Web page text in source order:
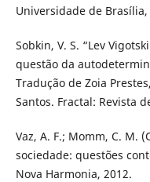
Universidade de
Sobkin, V. S. “Lev
questão da
Tradução de Zoia
Santos. Fractal: Revista
Vaz, A. F.; Momm, C. M.
sociedade: questões
Nova Harmonia, 2012.